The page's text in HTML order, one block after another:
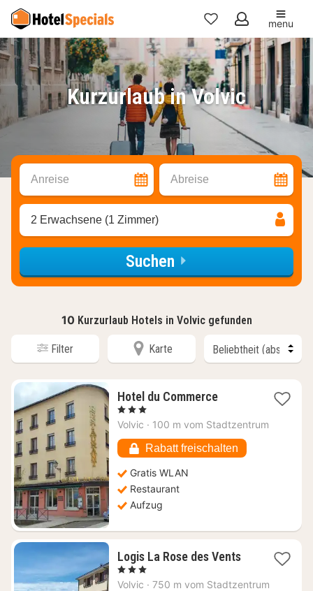
Meine
Favoriten
menu
Kurzurlaub in Volvic
Anreise Abreise
2 Erwachsene (1 Zimmer)
Suchen
10 Kurzurlaub Hotels in Volvic gefunden
Filter Karte
Hotel du Commerce1
ab
€
, 3 Sterne
Volvic · 100 m vom Stadtzentrum
Rabatt freischalten
Gratis WLAN
Restaurant
Aufzug
Logis La Rose des Vents1
ab
, 3 Sterne
Volvic · 750 m vom Stadtzentrum